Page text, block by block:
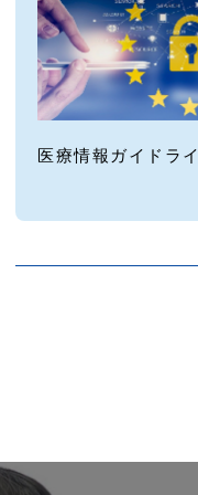
医療情報ガイドラ